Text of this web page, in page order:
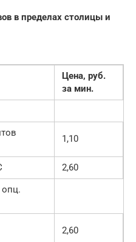
в пределах столицы и
Цена, руб.
за мин.
1,10
2,60
2,60